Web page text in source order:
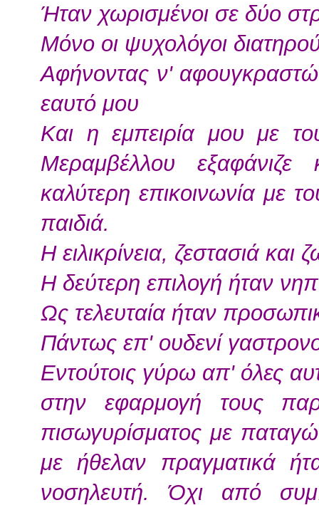
Ήταν χωρισμένοι σε δύο
Μόνο οι ψυχολόγοι
Αφήνοντας ν'
εαυτό μου
Και η εμπειρία μου με
Μεραμβέλλου
καλύτερη επικοινωνία με
παιδιά.
Η ειλικρίνεια, ζεστασιά και
Η δεύτερη επιλογή ήταν
Ως τελευταία ήταν
Πάντως επ' ουδενί
Εντούτοις γύρω απ' όλες
στην εφαρμογή τους
πισωγυρίσματος με
με ήθελαν πραγματικά
νοσηλευτή. Όχι από